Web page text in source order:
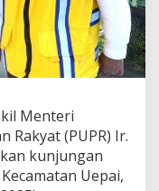
Menteri
Rakyat (PUPR) Ir.
kunjungan
Uepai,